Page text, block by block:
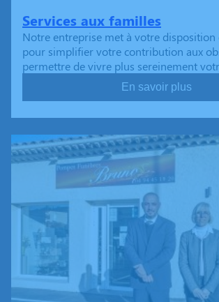
Services aux familles
Notre entreprise met à votre disposition
pour simplifier votre contribution aux
permettre de vivre plus sereinement
En savoir plus